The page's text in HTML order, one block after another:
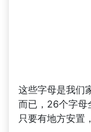
这些字母是我们
而已，26个字母
只要有地方安置